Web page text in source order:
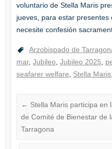
voluntario de Stella Maris
jueves, para estar
necesite confesión
Arzobispado de
mar, Jubileo Jubileo 2025
seafarer welfare
Stella Maris,
← Stella Maris participa en
de Comité de Bienestar de
Tarragona